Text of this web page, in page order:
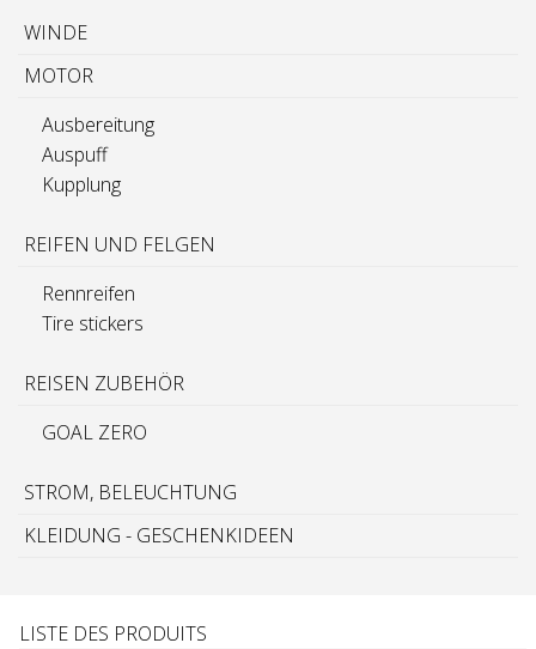
WINDE
MOTOR
Ausbereitung
Auspuff
Kupplung
REIFEN UND FELGEN
Rennreifen
Tire stickers
REISEN ZUBEHÖR
GOAL ZERO
STROM, BELEUCHTUNG
KLEIDUNG - GESCHENKIDEEN
LISTE DES PRODUITS